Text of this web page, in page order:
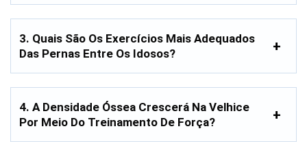
3. Quais São Os Exercícios Mais Adequados
Das Pernas Entre Os Idosos?
4. A Densidade Óssea Crescerá Na Velhice
Por Meio Do Treinamento De Força?